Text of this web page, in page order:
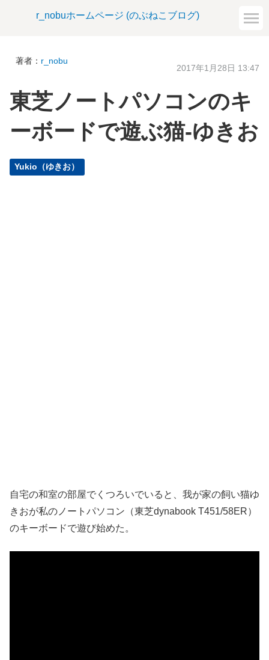
r_nobuホームページ (のぶねこブログ)
著者： r_nobu
2017年1月28日 13:47
東芝ノートパソコンのキ
ーボードで遊ぶ猫-ゆきお
Yukio（ゆきお）
自宅の和室の部屋でくつろいでいると、我が家の飼い猫ゆ
きおが私のノートパソコン（東芝dynabook T451/58ER）
のキーボードで遊び始めた。